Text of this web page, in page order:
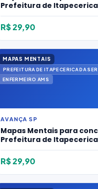
Prefeitura de Itapecerica
2026 para
R$ 29,90
MAPAS MENTAIS
ENFERMEIRO AMS
AVANÇA SP
Mapas Mentais para
Prefeitura de Itapecerica
2026 para Enfermeiro
R$ 29,90